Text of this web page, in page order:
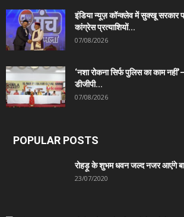
इंडिया न्यूज़ कॉन्क्लेव में सुक्खू सरकार
कांग्रेस प्रत्याशियों...
07/08/2026
‘नशा रोकना सिर्फ पुलिस का काम
डीजीपी...
07/08/2026
POPULAR POSTS
रोहड़ू के शुभम धवन जल्द नजर आएंगे
23/07/2020